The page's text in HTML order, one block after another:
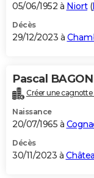
05/06/1952 à Niort(
Décès
29/12/2023 à
Pascal
Créer une cagnotte
Naissance
20/07/1965 à
Décès
30/11/2023 à